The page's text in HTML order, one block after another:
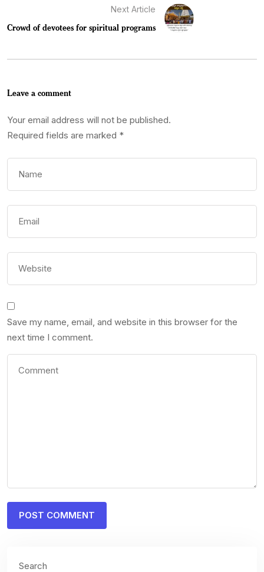
Next Article
Crowd of devotees for spiritual programs
Leave a comment
Your email address will not be published.
Required fields are marked *
Save my name, email, and website in this browser for the
next time I comment.
Search